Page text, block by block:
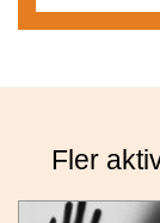
Fler